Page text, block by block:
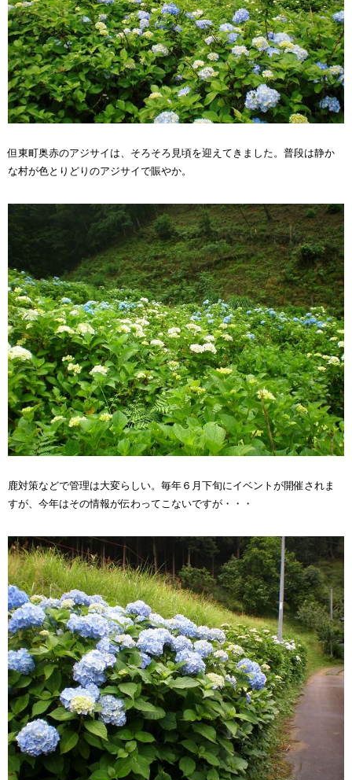
但東町奥赤のアジサイは、そろそろ見頃を迎えてきました。普段は静か
な村が色とりどりのアジサイで賑やか。
鹿対策などで管理は大変らしい。毎年６月下旬にイベントが開催されま
すが、今年はその情報が伝わってこないですが・・・